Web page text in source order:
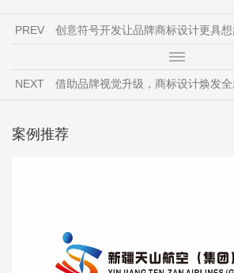
PREV 创意符号开发让品牌商标设计更具想
NEXT 借助品牌视觉升级，商标设计焕发全
案例推荐